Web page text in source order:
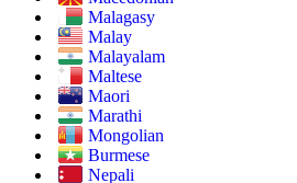
Malagasy
Malay
Malayalam
Maltese
Maori
Marathi
Mongolian
Burmese
Nepali